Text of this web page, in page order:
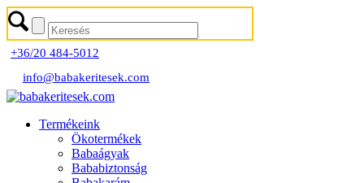
+36/20 484-5012
info@babakeritesek.com
Termékeink
Ökotermékek
Babaágyak
Bababiztonság